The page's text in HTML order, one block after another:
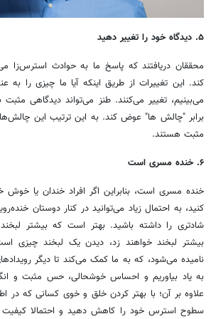
۵. دیدگاه خود را تغییر دهید
محققان دریافتند که پاسخ ما به حوادث استرس‌زا
کند. این تغییرات از طریق اینکه آیا ما چیزی را به
می‌بینیم، تغییر می‌کنند. طنز می‌تواند دیدگاهی
برابر "چالش ها" عوض کند. به این ترتیب این چالش‌ها
مثبت هستند.
۶. خنده مسری است
خنده مسری است، بنابراین اگر افراد خندان یا خوش
کنید، به احتمال زیاد می‌توانید در کنار دوستان
شادتری را داشته باشید. بهتر است که بیشتر لبخند
بیشتر لبخند خواهند زد، دیدن یک لبخند چیزی
نامیده می‌شود، که به ما کمک می‌کند تا دیگر
به یاد بیاوریم و احساس خوشحالی، حس مثبت و
علاوه بر آن؛ با بهتر کردن خلق و خوی کسانی که در
سطوح استرس خود را کاهش دهید و احتمالا کیفیت